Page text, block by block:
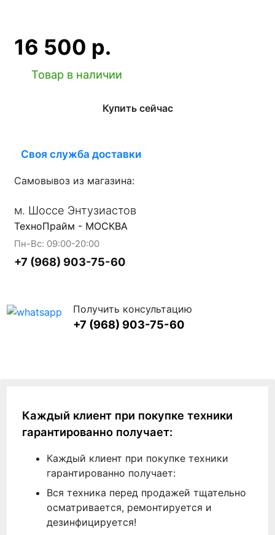
16 500 р.
Товар в наличии
Купить сейчас
Своя служба доставки
Самовывоз из магазина:
м. Шоссе Энтузиастов
ТехноПрайм - МОСКВА
Пн-Вс: 09:00-20:00
+7 (968) 903-75-60
Получить консультацию
+7 (968) 903-75-60
Каждый клиент при покупке техники
гарантированно получает:
Каждый клиент при покупке техники
гарантированно получает:
Вся техника перед продажей тщательно
осматривается, ремонтируется и
дезинфицируется!